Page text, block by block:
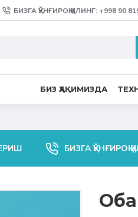
БИЗГА ҚЎНҒИРОҚ ҚИЛИНГ: +998 90
БИЗ ҲАҚИМИЗДА
БИЗГА ҚЎНҒИРОҚ